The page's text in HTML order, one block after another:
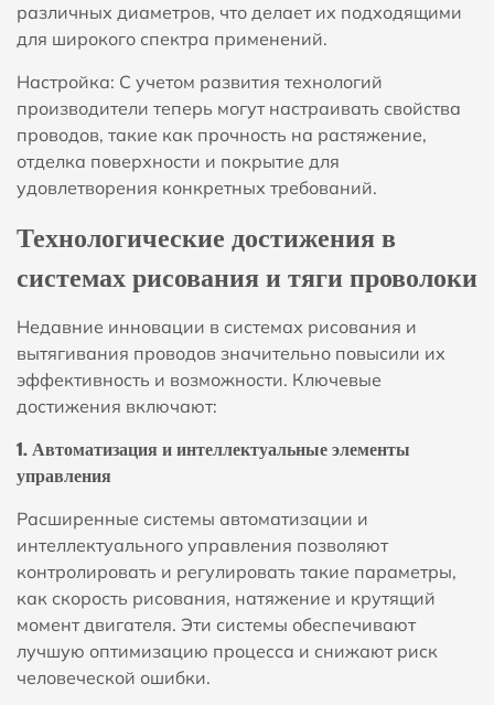
различных диаметров, что делает их подходящими
для широкого спектра применений.
Настройка: С учетом развития технологий
производители теперь могут настраивать свойства
проводов, такие как прочность на растяжение,
отделка поверхности и покрытие для
удовлетворения конкретных требований.
Технологические достижения в
системах рисования и тяги проволоки
Недавние инновации в системах рисования и
вытягивания проводов значительно повысили их
эффективность и возможности. Ключевые
достижения включают:
1. Автоматизация и интеллектуальные элементы
управления
Расширенные системы автоматизации и
интеллектуального управления позволяют
контролировать и регулировать такие параметры,
как скорость рисования, натяжение и крутящий
момент двигателя. Эти системы обеспечивают
лучшую оптимизацию процесса и снижают риск
человеческой ошибки.